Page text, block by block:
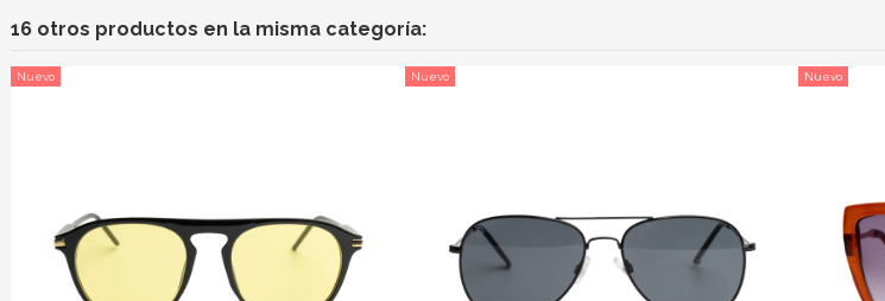
16 otros productos en la misma categoría:
Nuevo Nuevo Nuevo